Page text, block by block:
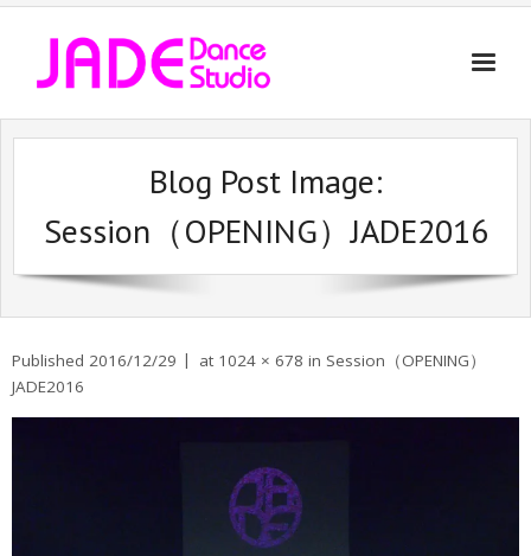
Instructor
Lesson
History
Blog Post Image:
Session（OPENING）JADE2016
Published 2016/12/29 at 1024 × 678 in Session（OPENING）
JADE2016